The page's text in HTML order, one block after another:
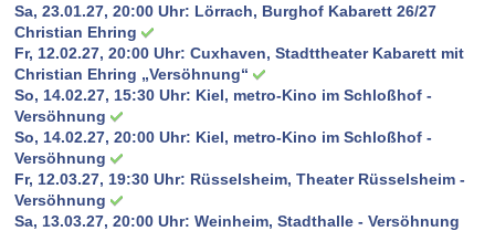
Sa, 23.01.27, 20:00 Uhr: Lörrach, Burghof Kabarett 26/27
Christian Ehring
Fr, 12.02.27, 20:00 Uhr: Cuxhaven, Stadttheater Kabarett mit
Christian Ehring „Versöhnung“
So, 14.02.27, 15:30 Uhr: Kiel, metro-Kino im Schloßhof -
Versöhnung
So, 14.02.27, 20:00 Uhr: Kiel, metro-Kino im Schloßhof -
Versöhnung
Fr, 12.03.27, 19:30 Uhr: Rüsselsheim, Theater Rüsselsheim -
Versöhnung
Sa, 13.03.27, 20:00 Uhr: Weinheim, Stadthalle - Versöhnung